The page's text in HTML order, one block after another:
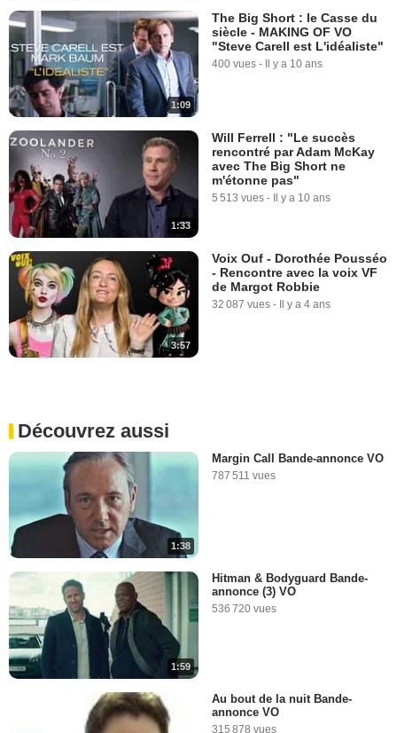
1:09
The Big Short : le Casse du
siècle - MAKING OF VO
"Steve Carell est L'idéaliste"
400 vues - Il y a 10 ans
1:33
Will Ferrell : "Le succès
rencontré par Adam McKay
avec The Big Short ne
m'étonne pas"
5 513 vues - Il y a 10 ans
3:57
Voix Ouf - Dorothée Pousséo
- Rencontre avec la voix VF
de Margot Robbie
32 087 vues - Il y a 4 ans
Découvrez aussi
1:38
Margin Call Bande-annonce VO
787 511 vues
1:59
Hitman & Bodyguard Bande-
annonce (3) VO
536 720 vues
Au bout de la nuit Bande-
annonce VO
315 878 vues